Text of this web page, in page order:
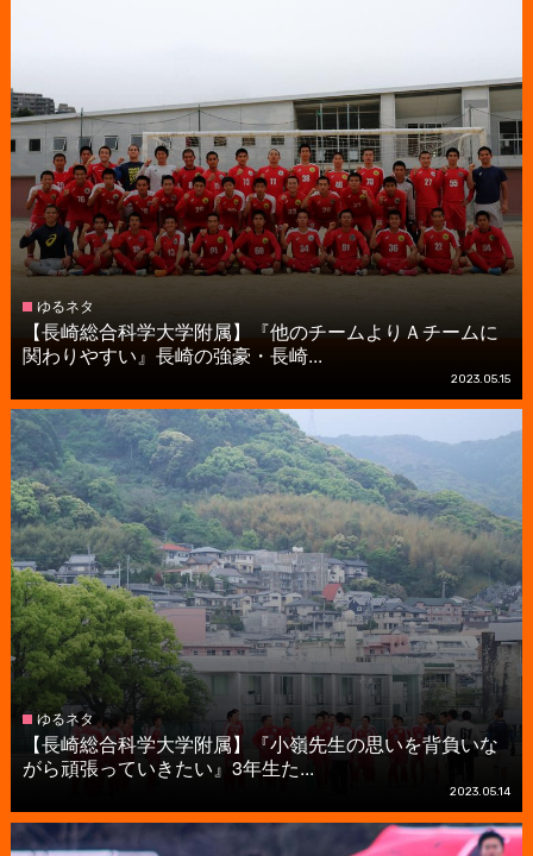
ゆるネタ
【長崎総合科学大学附属】『他のチームよりＡチームに
関わりやすい』長崎の強豪・長崎...
2023.05.15
ゆるネタ
【長崎総合科学大学附属】『小嶺先生の思いを背負いな
がら頑張っていきたい』3年生た...
2023.05.14